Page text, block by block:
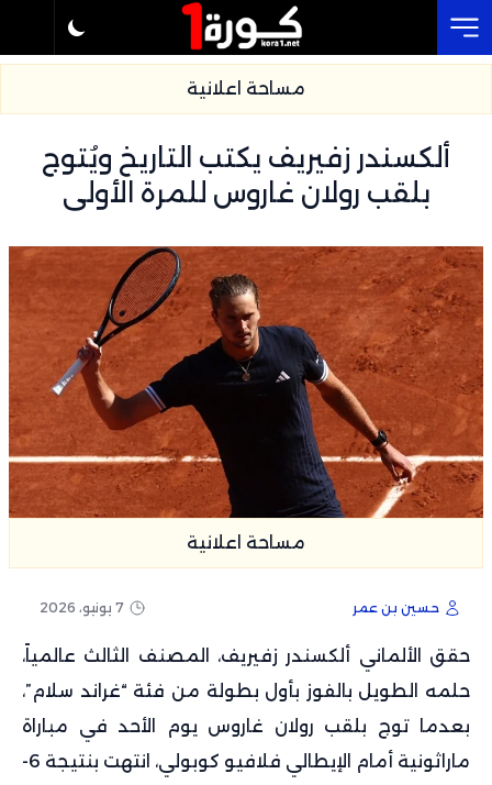
مساحة اعلانية
ألكسندر زفيريف يكتب التاريخ ويُتوج
بلقب رولان غاروس للمرة الأولى
مساحة اعلانية
حسين بن عمر 7 يونيو، 2026
حقق الألماني ألكسندر زفيريف، المصنف الثالث عالمياً،
حلمه الطويل بالفوز بأول بطولة من فئة “غراند سلام”،
بعدما توج بلقب رولان غاروس يوم الأحد في مباراة
ماراثونية أمام الإيطالي فلافيو كوبولي، انتهت بنتيجة 6-